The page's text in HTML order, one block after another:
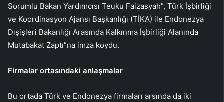
Sorumlu Bakan Yardımcısı Teuku Faizasyah”, Türk İşbirliği
ve Koordinasyon Ajansı Başkanlığı (TİKA) ile Endonezya
Dışişleri Bakanlığı Arasında Kalkınma İşbirliği Alanında
Mutabakat Zaptı”na imza koydu.
Firmalar ortasındaki anlaşmalar
Bu ortada Türk ve Endonezya firmaları arsında da iki